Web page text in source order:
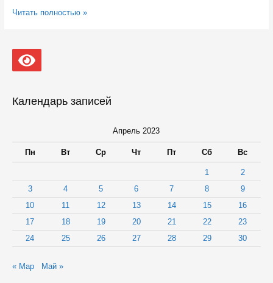
40
предлагают
выбрать
жителям
Читать полностью »
Календарь записей
Апрель 2023
Пн Вт Ср Чт Пт Сб Вс
1
2
3
4 5 6 7 8
9
10
11 12 13 14 15
16
17
18 19 20 21 22
23
24
25 26 27 28 29 30
« Мар Май »